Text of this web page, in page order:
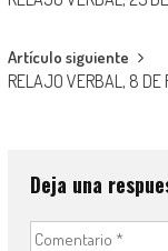
de
entradas
Artículo siguiente
RELAJO VERBAL, 8
Deja una